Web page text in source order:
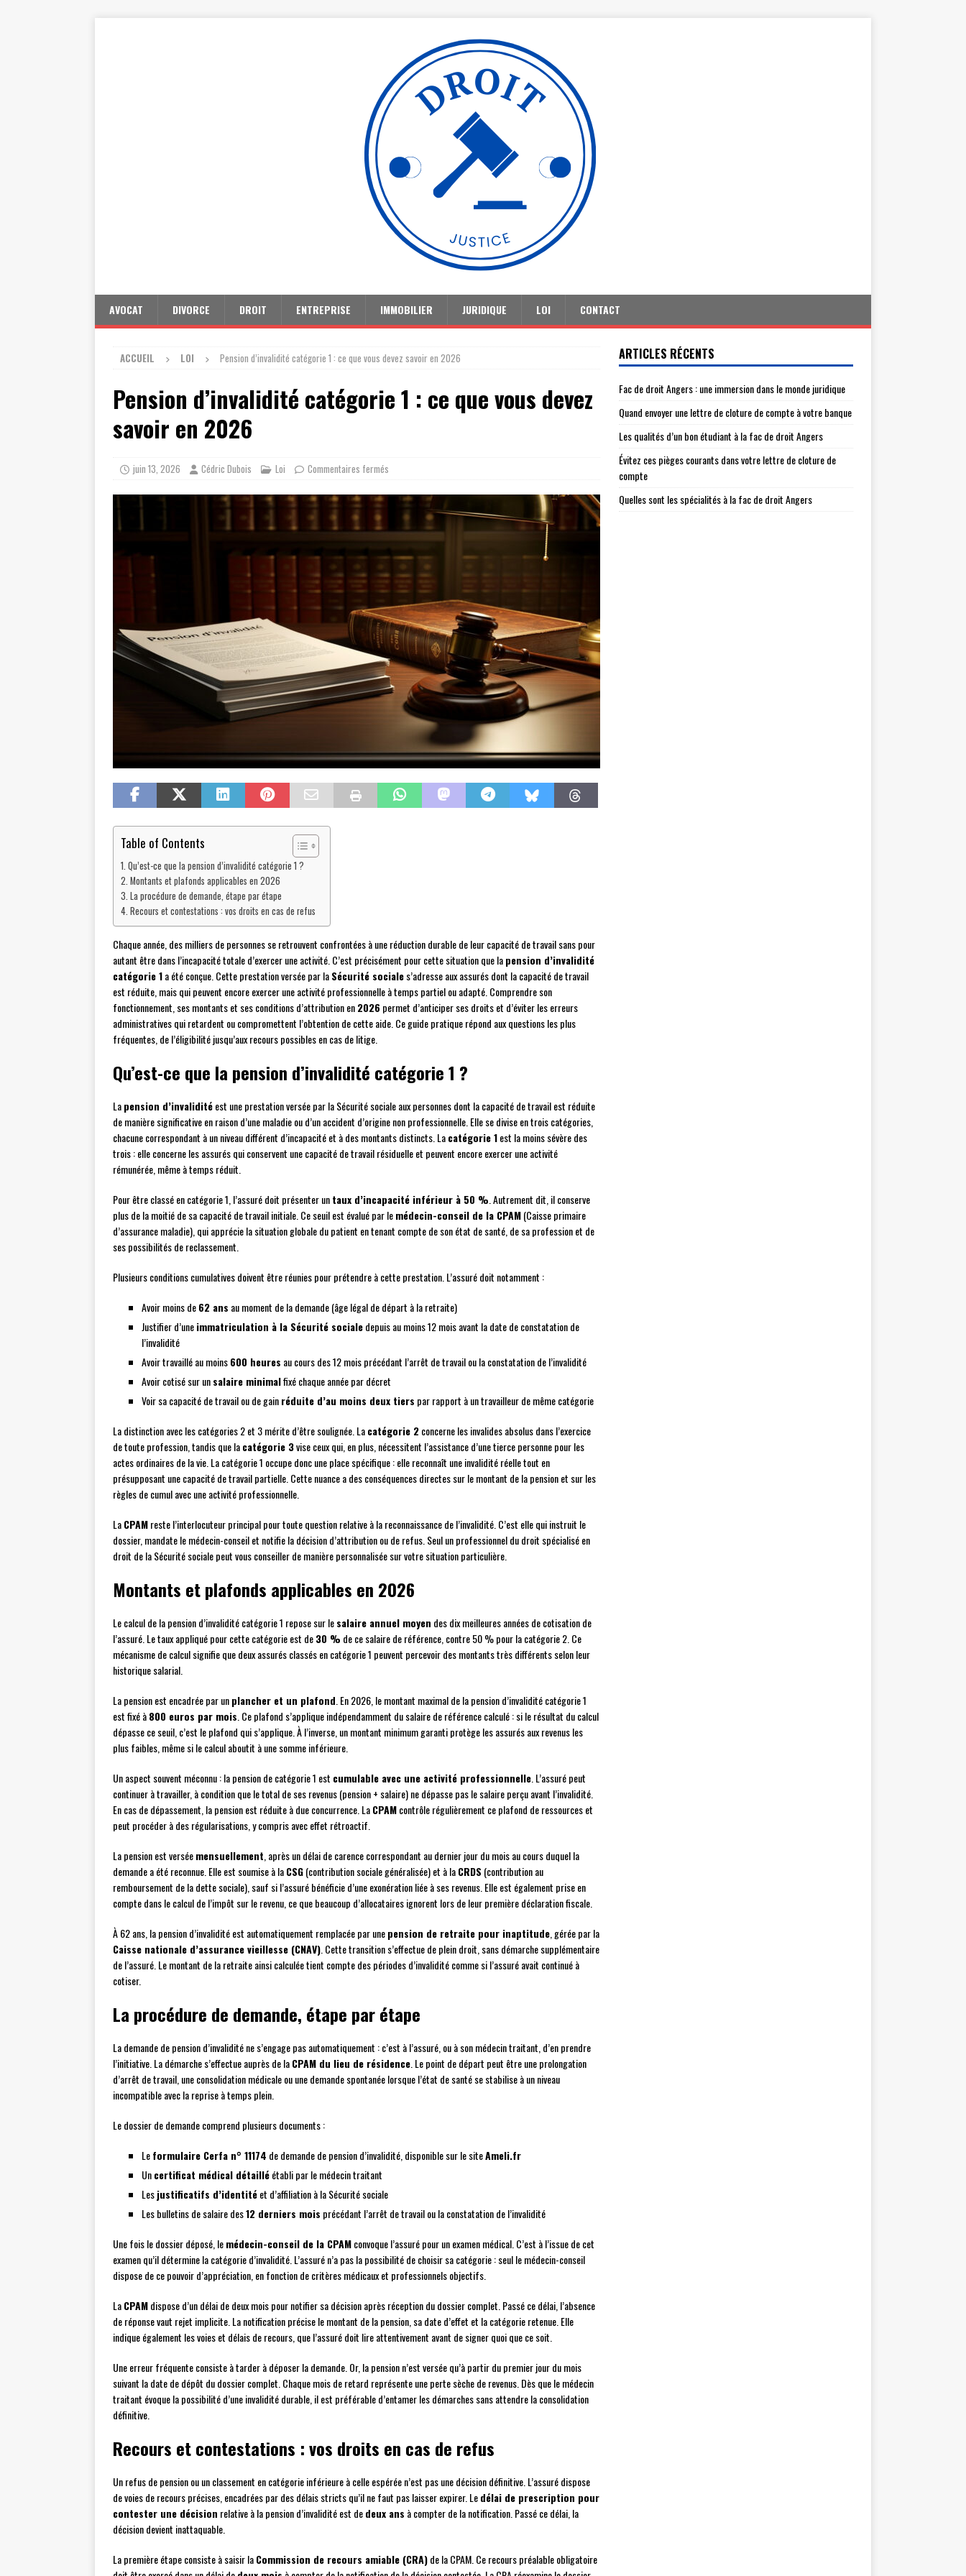
AVOCAT DIVORCE DROIT ENTREPRISE IMMOBILIER JURIDIQUE LOI CONTACT
ACCUEIL LOI Pension d’invalidité catégorie 1 : ce que vous devez savoir en 2026
Pension d’invalidité catégorie 1 : ce que vous devez
savoir en 2026
juin 13, 2026 Cédric Dubois Loi Commentaires fermés
Table of Contents
Qu’est-ce que la pension d’invalidité catégorie 1 ?
Montants et plafonds applicables en 2026
La procédure de demande, étape par étape
Recours et contestations : vos droits en cas de refus
Chaque année, des milliers de personnes se retrouvent confrontées à une réduction durable de leur capacité de travail sans pour
autant être dans l’incapacité totale d’exercer une activité. C’est précisément pour cette situation que lapension d’invalidité
catégorie 1a été conçue. Cette prestation versée par laSécurité sociales’adresse aux assurés dont la capacité de travail
est réduite, mais qui peuvent encore exercer une activité professionnelle à temps partiel ou adapté. Comprendre son
fonctionnement, ses montants et ses conditions d’attribution en2026 permet d’anticiper ses droits et d’éviter les erreurs
administratives qui retardent ou compromettent l’obtention de cette aide. Ce guide pratique répond aux questions les plus
fréquentes, de l’éligibilité jusqu’aux recours possibles en cas de litige.
Qu’est-ce que la pension d’invalidité catégorie 1 ?
Lapension d’invaliditéest une prestation versée par la Sécurité sociale aux personnes dont la capacité de travail est réduite
de manière significative en raison d’une maladie ou d’un accident d’origine non professionnelle. Elle se divise en trois catégories,
chacune correspondant à un niveau différent d’incapacité et à des montants distincts. Lacatégorie 1est la moins sévère des
trois : elle concerne les assurés qui conservent une capacité de travail résiduelle et peuvent encore exercer une activité
rémunérée, même à temps réduit.
Pour être classé en catégorie 1, l’assuré doit présenter untaux d’incapacité inférieur à 50 % . Autrement dit, il conserve
plus de la moitié de sa capacité de travail initiale. Ce seuil est évalué par lemédecin-conseil de la CPAM(Caisse primaire
d’assurance maladie), qui apprécie la situation globale du patient en tenant compte de son état de santé, de sa profession et de
ses possibilités de reclassement.
Plusieurs conditions cumulatives doivent être réunies pour prétendre à cette prestation. L’assuré doit notamment :
Avoir moins de62 ans au moment de la demande (âge légal de départ à la retraite)
Justifier d’uneimmatriculation à la Sécurité socialedepuis au moins 12 mois avant la date de constatation de
l’invalidité
Avoir travaillé au moins600 heures au cours des 12 mois précédant l’arrêt de travail ou la constatation de l’invalidité
Avoir cotisé sur unsalaire minimalfixé chaque année par décret
Voir sa capacité de travail ou de gainréduite d’au moins deux tiers par rapport à un travailleur de même catégorie
La distinction avec les catégories 2 et 3 mérite d’être soulignée. Lacatégorie 2concerne les invalides absolus dans l’exercice
de toute profession, tandis que lacatégorie 3vise ceux qui, en plus, nécessitent l’assistance d’une tierce personne pour les
actes ordinaires de la vie. La catégorie 1 occupe donc une place spécifique : elle reconnaît une invalidité réelle tout en
présupposant une capacité de travail partielle. Cette nuance a des conséquences directes sur le montant de la pension et sur les
règles de cumul avec une activité professionnelle.
LaCPAMreste l’interlocuteur principal pour toute question relative à la reconnaissance de l’invalidité. C’est elle qui instruit le
dossier, mandate le médecin-conseil et notifie la décision d’attribution ou de refus. Seul un professionnel du droit spécialisé en
droit de la Sécurité sociale peut vous conseiller de manière personnalisée sur votre situation particulière.
Montants et plafonds applicables en 2026
Le calcul de la pension d’invalidité catégorie 1 repose sur lesalaire annuel moyen des dix meilleures années de cotisation de
l’assuré. Le taux appliqué pour cette catégorie est de30 % de ce salaire de référence, contre 50 % pour la catégorie 2. Ce
mécanisme de calcul signifie que deux assurés classés en catégorie 1 peuvent percevoir des montants très différents selon leur
historique salarial.
La pension est encadrée par unplancher et un plafond . En 2026, le montant maximal de la pension d’invalidité catégorie 1
est fixé à800 euros par mois . Ce plafond s’applique indépendamment du salaire de référence calculé : si le résultat du calcul
dépasse ce seuil, c’est le plafond qui s’applique. À l’inverse, un montant minimum garanti protège les assurés aux revenus les
plus faibles, même si le calcul aboutit à une somme inférieure.
Un aspect souvent méconnu : la pension de catégorie 1 est cumulable avec une activité professionnelle . L’assuré peut
continuer à travailler, à condition que le total de ses revenus (pension + salaire) ne dépasse pas le salaire perçu avant l’invalidité.
En cas de dépassement, la pension est réduite à due concurrence. LaCPAMcontrôle régulièrement ce plafond de ressources et
peut procéder à des régularisations, y compris avec effet rétroactif.
La pension est verséemensuellement , après un délai de carence correspondant au dernier jour du mois au cours duquel la
demande a été reconnue. Elle est soumise à laCSG(contribution sociale généralisée) et à laCRDS (contribution au
remboursement de la dette sociale), sauf si l’assuré bénéficie d’une exonération liée à ses revenus. Elle est également prise en
compte dans le calcul de l’impôt sur le revenu, ce que beaucoup d’allocataires ignorent lors de leur première déclaration fiscale.
À 62 ans, la pension d’invalidité est automatiquement remplacée par unepension de retraite pour inaptitude , gérée par la
Caisse nationale d’assurance vieillesse (CNAV) . Cette transition s’effectue de plein droit, sans démarche supplémentaire
de l’assuré. Le montant de la retraite ainsi calculée tient compte des périodes d’invalidité comme si l’assuré avait continué à
cotiser.
La procédure de demande, étape par étape
La demande de pension d’invalidité ne s’engage pas automatiquement : c’est à l’assuré, ou à son médecin traitant, d’en prendre
l’initiative. La démarche s’effectue auprès de laCPAM du lieu de résidence . Le point de départ peut être une prolongation
d’arrêt de travail, une consolidation médicale ou une demande spontanée lorsque l’état de santé se stabilise à un niveau
incompatible avec la reprise à temps plein.
Le dossier de demande comprend plusieurs documents :
Leformulaire Cerfa n° 11174 de demande de pension d’invalidité, disponible sur le siteAmeli.fr
Uncertificat médical détailléétabli par le médecin traitant
Lesjustificatifs d’identitéet d’affiliation à la Sécurité sociale
Les bulletins de salaire des12 derniers mois précédant l’arrêt de travail ou la constatation de l’invalidité
Une fois le dossier déposé, lemédecin-conseil de la CPAMconvoque l’assuré pour un examen médical. C’est à l’issue de cet
examen qu’il détermine la catégorie d’invalidité. L’assuré n’a pas la possibilité de choisir sa catégorie : seul le médecin-conseil
dispose de ce pouvoir d’appréciation, en fonction de critères médicaux et professionnels objectifs.
LaCPAMdispose d’un délai de deux mois pour notifier sa décision après réception du dossier complet. Passé ce délai, l’absence
de réponse vaut rejet implicite. La notification précise le montant de la pension, sa date d’effet et la catégorie retenue. Elle
indique également les voies et délais de recours, que l’assuré doit lire attentivement avant de signer quoi que ce soit.
Une erreur fréquente consiste à tarder à déposer la demande. Or, la pension n’est versée qu’à partir du premier jour du mois
suivant la date de dépôt du dossier complet. Chaque mois de retard représente une perte sèche de revenus. Dès que le médecin
traitant évoque la possibilité d’une invalidité durable, il est préférable d’entamer les démarches sans attendre la consolidation
définitive.
Recours et contestations : vos droits en cas de refus
Un refus de pension ou un classement en catégorie inférieure à celle espérée n’est pas une décision définitive. L’assuré dispose
de voies de recours précises, encadrées par des délais stricts qu’il ne faut pas laisser expirer. Ledélai de prescription pour
contester une décision relative à la pension d’invalidité est dedeux ans à compter de la notification. Passé ce délai, la
décision devient inattaquable.
La première étape consiste à saisir laCommission de recours amiable (CRA)de la CPAM. Ce recours préalable obligatoire
ARTICLES RÉCENTS
Fac de droit Angers : une immersion dans le monde juridique
Quand envoyer une lettre de cloture de compte à votre banque
Les qualités d’un bon étudiant à la fac de droit Angers
Évitez ces pièges courants dans votre lettre de cloture de
compte
Quelles sont les spécialités à la fac de droit Angers